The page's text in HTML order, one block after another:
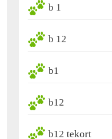
b 1
b 12
b1
b12
b12 tekort